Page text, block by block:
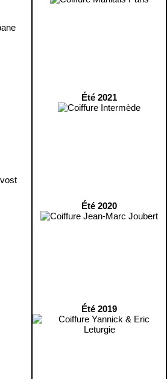
Été 2021
Été 2020
Été 2019